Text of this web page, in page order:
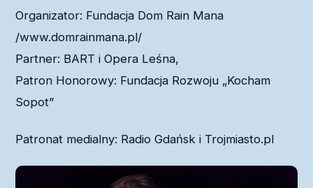
Organizator: Fundacja Dom Rain Mana
/www.domrainmana.pl/
Partner: BART i Opera Leśna,
Patron Honorowy: Fundacja Rozwoju „Kocham
Sopot”
Patronat medialny: Radio Gdańsk i Trojmiasto.pl